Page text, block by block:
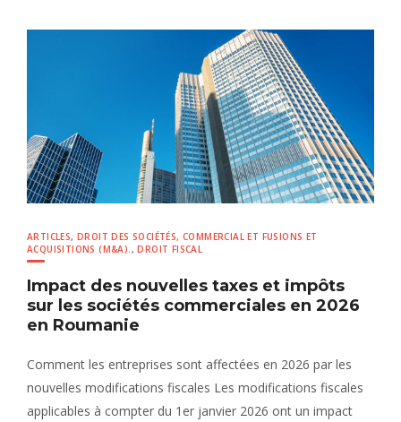
ARTICLES,DROIT DES SOCIÉTÉS, COMMERCIAL ET FUSIONS ET
ACQUISITIONS (M&A). ,DROIT FISCAL
Impact des nouvelles taxes et impôts
sur les sociétés commerciales en 2026
en Roumanie
Comment les entreprises sont affectées en 2026 par les
nouvelles modifications fiscales Les modifications fiscales
applicables à compter du 1er janvier 2026 ont un impact